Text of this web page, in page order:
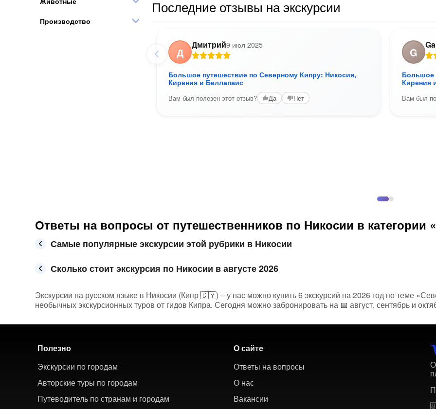
Последние отзывы на экскурсии
Д
Дмитрий9 июл 2025
Большое путешествие по Северному Кипру: Никосия,
Кирения и Беллапаис
Вам был полезен этот отзыв? Да Нет
G
Большое
Кирения
Вам был
Производство
Ответы на вопросы от путешественников по Никосии в категории
Самые популярные экскурсии этой рубрики в Никосии
Сколько стоит экскурсия по Никосии в августе 2026
Экскурсии на русском языке в Никосии (Кипр 🇨🇾) – у нас можно купить 6 экскурсий на 2026 год по теме
необычных экскурсионных туров от гидов Кипра. Сегодня можно забронировать на 📅 август, сентябрь и
Полезно
Экскурсии по городам
Авторские туры по городам
Путеводитель по странам и городам
О сайте
Ответы на вопросы
О нас
Вакансии